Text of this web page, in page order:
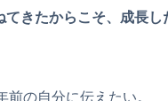
てきたからこそ、成長し
前の自分に伝えたい。